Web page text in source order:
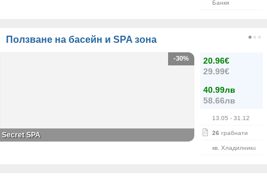
Банкя
Ползване на басейн и SPA зона
20.96€
29.99€
40.99лв
58.66лв
13.05 - 31.12
26 грабнати
кв. Хладилника
-30%
Secret SPA